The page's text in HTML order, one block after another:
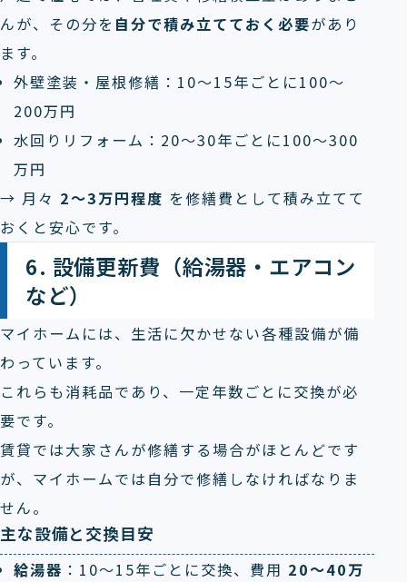
んが、その分を 自分で積み立てておく必要があり
ます。
外壁塗装・屋根修繕：10～15年ごとに100～
200万円
水回りリフォーム：20～30年ごとに100～300
万円
→ 月々 2～3万円程度 を修繕費として積み立てて
おくと安心です。
6. 設備更新費（給湯器・エアコン
など）
マイホームには、生活に欠かせない各種設備が備
わっています。
これらも消耗品であり、一定年数ごとに交換が必
要です。
賃貸では大家さんが修繕する場合がほとんどです
が、マイホームでは自分で修繕しなければなりま
せん。
主な設備と交換目安
給湯器 ：10～15年ごとに交換、費用 20～40万